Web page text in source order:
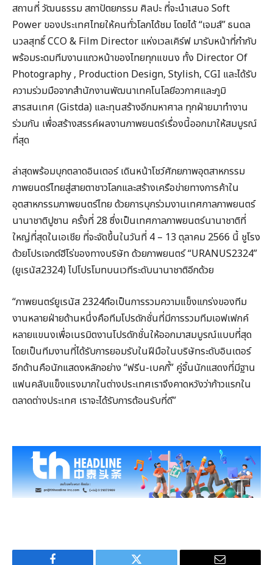
สถานที่ วัฒนธรรม สถาปัตยกรรม ศิลปะ ที่จะนำเสนอ Soft
Power ของประเทศไทยให้คนทั่วโลกได้ชม โดยได้ “เจมส์” ธนดล
นวลสุทธิ์ CCO & Film Director แห่งเวลเคิร์ฟ มารับหน้าที่กำกับ
พร้อมระดมทีมงานแถวหน้าของไทยทุกแขนง ทั้ง Director Of
Photography , Production Design, Stylish, CGI และได้รับ
ความร่วมมือจากสำนักงานพัฒนาเทคโนโลยีอวกาศและภูมิ
สารสนเทศ (Gistda) และทุนสร้างอีกมหาศาล ทุกฝ่ายมาทำงาน
ร่วมกัน เพื่อสร้างสรรค์ผลงานภาพยนตร์เรื่องนี้ออกมาให้สมบูรณ์
ที่สุด
ล่าสุดพร้อมบุกตลาดอินเตอร์ เดินหน้าโชว์ศักยภาพอุตสาหกรรม
ภาพยนตร์ไทยสู่สายตาชาวโลกและสร้างเครือข่ายทางการค้าใน
อุตสาหกรรมภาพยนตร์ไทย ด้วยการบุกร่วมงานเทศกาลภาพยนตร์
นานาชาติปูซาน ครั้งที่ 28 ซึ่งเป็นเทศกาลภาพยนตร์นานาชาติที่
ใหญ่ที่สุดในเอเชีย ที่จะจัดขึ้นในวันที่ 4 – 13 ตุลาคม 2566 นี้ ชูโรง
ด้วยโปรเจกต์ฮีโร่ของทางบริษัท ด้วยภาพยนตร์ “URANUS2324”
(ยูเรนัส2324) ไปโปรโมทบนเวทีระดับนานาชาติอีกด้วย
“ภาพยนตร์ยูเรนัส 2324ถือเป็นการรวมความแข็งแกร่งของทีม
งานหลายฝ่ายด้านหนึ่งคือทีมโปรดักชั่นที่มีการรวมทีมเอฟเฟกค์
หลายแขนงเพื่อเนรมิตงานโปรดักชั่นให้ออกมาสมบูรณ์แบบที่สุด
โดยเป็นทีมงานที่ได้รับการยอมรับในฝีมือในบริษัทระดับอินเตอร์
อีกด้านคือนักแสดงหลักอย่าง “ฟรีน-เบคกี้” คู่จิ้นนักแสดงที่มีฐาน
แฟนคลับแข็งแรงมากในต่างประเทศเราจึงคาดหวังว่าก้าวแรกใน
ตลาดต่างประเทศ เราจะได้รับการต้อนรับที่ดี”